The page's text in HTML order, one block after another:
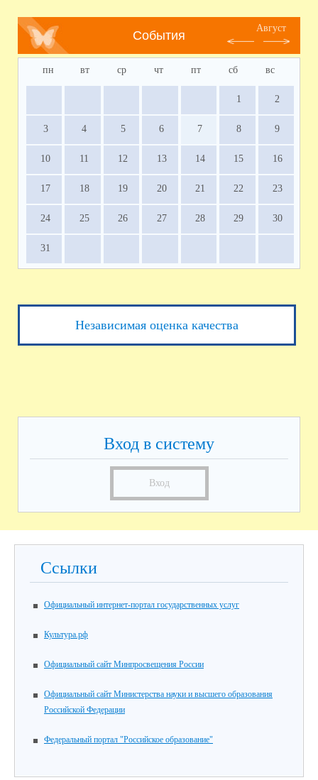
События
Август
пн вт ср чт пт сб вс
1 2
3 4 5 6 7 8 9
10 11 12 13 14 15 16
17 18 19 20 21 22 23
24 25 26 27 28 29 30
31
Независимая оценка качества
Вход в систему
Вход
Ссылки
Официальный интернет-портал государственных услуг
Культура.рф
Официальный сайт Минпросвещения России
Официальный сайт Министерства науки и высшего образования
Российской Федерации
Федеральный портал "Российское образование"